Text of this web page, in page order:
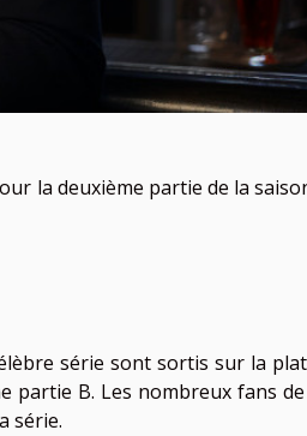
la deuxième partie de la
série sont sortis sur la
partie B. Les nombreux fans
série.